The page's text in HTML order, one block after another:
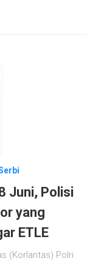
Juni, Polisi
yang
ETLE
(Korlantas) Polri